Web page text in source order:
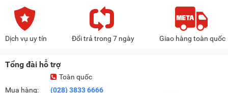
Dịch vụ uy tín Đổi trả trong 7 ngày Giao hàng toàn quốc
Tổng đài hỗ trợ
Mua hàng:
Toàn quốc
(028) 3833 6666